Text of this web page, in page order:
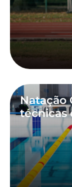
Natação
técnicas